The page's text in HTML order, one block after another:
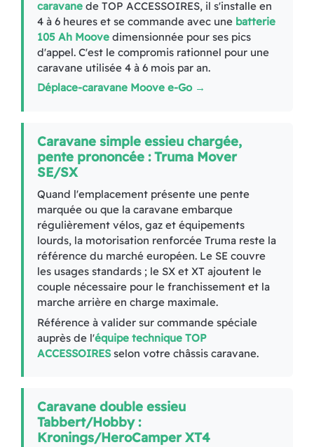
caravane de TOP ACCESSOIRES, il s'installe en
4 à 6 heures et se commande avec une batterie
105 Ah Moove dimensionnée pour ses pics
d'appel. C'est le compromis rationnel pour une
caravane utilisée 4 à 6 mois par an.
Déplace-caravane Moove e-Go →
Caravane simple essieu chargée,
pente prononcée : Truma Mover
SE/SX
Quand l'emplacement présente une pente
marquée ou que la caravane embarque
régulièrement vélos, gaz et équipements
lourds, la motorisation renforcée Truma reste la
référence du marché européen. Le SE couvre
les usages standards ; le SX et XT ajoutent le
couple nécessaire pour le franchissement et la
marche arrière en charge maximale.
Référence à valider sur commande spéciale
auprès de l'équipe technique TOP
ACCESSOIRESselon votre châssis caravane.
Caravane double essieu
Tabbert/Hobby :
Kronings/HeroCamper XT4